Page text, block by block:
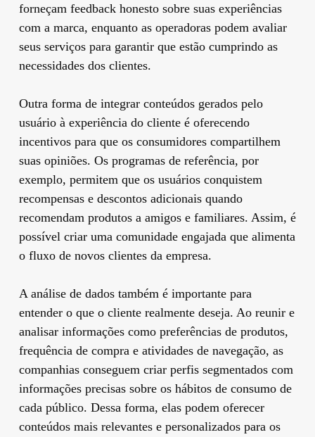
forneçam feedback honesto sobre suas experiências
com a marca, enquanto as operadoras podem avaliar
seus serviços para garantir que estão cumprindo as
necessidades dos clientes.
Outra forma de integrar conteúdos gerados pelo
usuário à experiência do cliente é oferecendo
incentivos para que os consumidores compartilhem
suas opiniões. Os programas de referência, por
exemplo, permitem que os usuários conquistem
recompensas e descontos adicionais quando
recomendam produtos a amigos e familiares. Assim, é
possível criar uma comunidade engajada que alimenta
o fluxo de novos clientes da empresa.
A análise de dados também é importante para
entender o que o cliente realmente deseja. Ao reunir e
analisar informações como preferências de produtos,
frequência de compra e atividades de navegação, as
companhias conseguem criar perfis segmentados com
informações precisas sobre os hábitos de consumo de
cada público. Dessa forma, elas podem oferecer
conteúdos mais relevantes e personalizados para os